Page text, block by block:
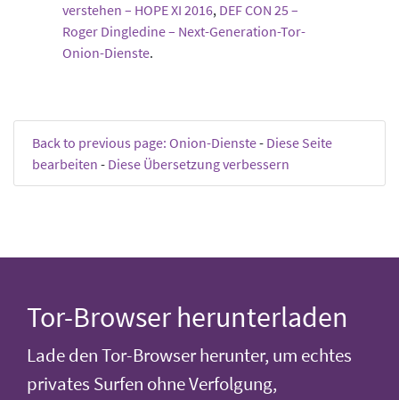
verstehen – HOPE XI 2016, DEF CON 25 –
Roger Dingledine – Next-Generation-Tor-
Onion-Dienste.
Back to previous page: Onion-Dienste- Diese Seite
bearbeiten - Diese Übersetzung verbessern
Tor-Browser herunterladen
Lade den Tor-Browser herunter, um echtes
privates Surfen ohne Verfolgung,